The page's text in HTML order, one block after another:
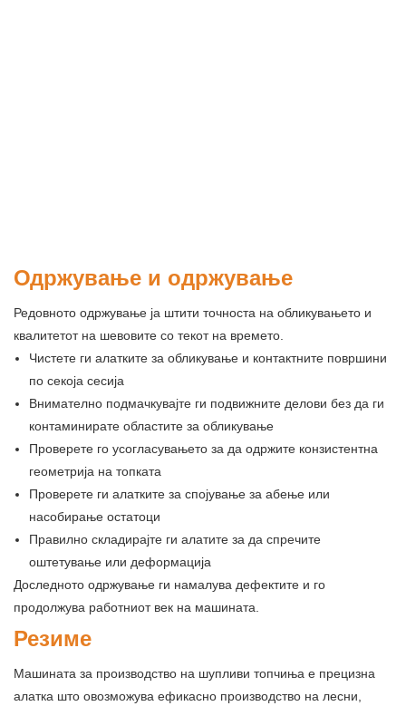
Одржување и одржување
Редовното одржување ја штити точноста на обликувањето и
квалитетот на шевовите со текот на времето.
Чистете ги алатките за обликување и контактните површини
по секоја сесија
Внимателно подмачкувајте ги подвижните делови без да ги
контаминирате областите за обликување
Проверете го усогласувањето за да одржите конзистентна
геометрија на топката
Проверете ги алатките за спојување за абење или
насобирање остатоци
Правилно складирајте ги алатите за да спречите
оштетување или деформација
Доследното одржување ги намалува дефектите и го
продолжува работниот век на машината.
Резиме
Машината за производство на шупливи топчиња е прецизна
алатка што овозможува ефикасно производство на лесни,